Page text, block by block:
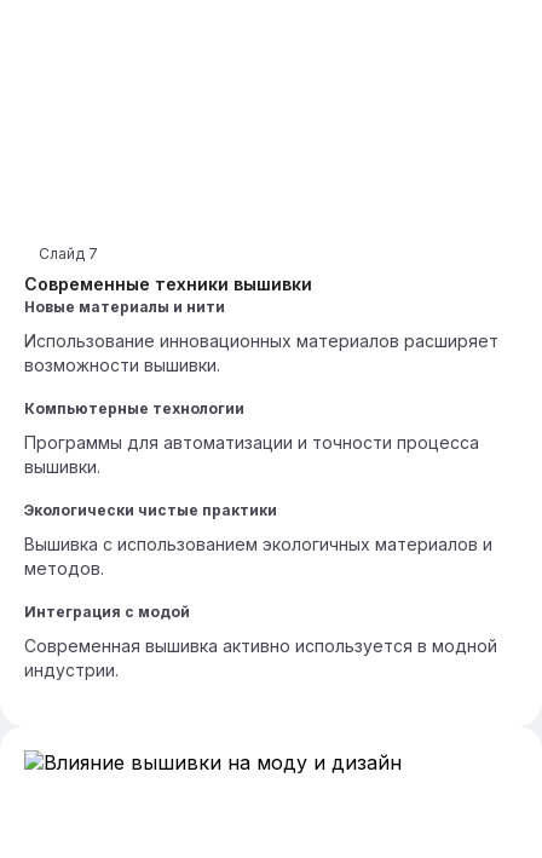
Современные техники вышивки
Слайд 7
Новые материалы и нити
Использование инновационных материалов расширяет
возможности вышивки.
Компьютерные технологии
Программы для автоматизации и точности процесса
вышивки.
Экологически чистые практики
Вышивка с использованием экологичных материалов и
методов.
Интеграция с модой
Современная вышивка активно используется в модной
индустрии.